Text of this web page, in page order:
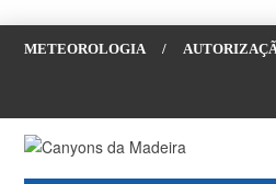
METEOROLOGIA /